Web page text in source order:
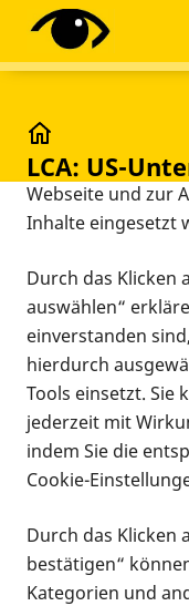
LCA: US-
neue Studie
Vorlesen
Planung
bei
Amaurose
Das
möchte
zwei Jahre
Reparatur
Diese Webseite
Tracking-Tools
technisch
Zwecken sowie
Webseite und zur
Inhalte eingesetzt
Durch das Klicken
auswählen“
einverstanden
hierdurch
Tools einsetzt. Sie
jederzeit mit
indem Sie die
Cookie-
Durch das Klicken
bestätigen“
Kategorien und